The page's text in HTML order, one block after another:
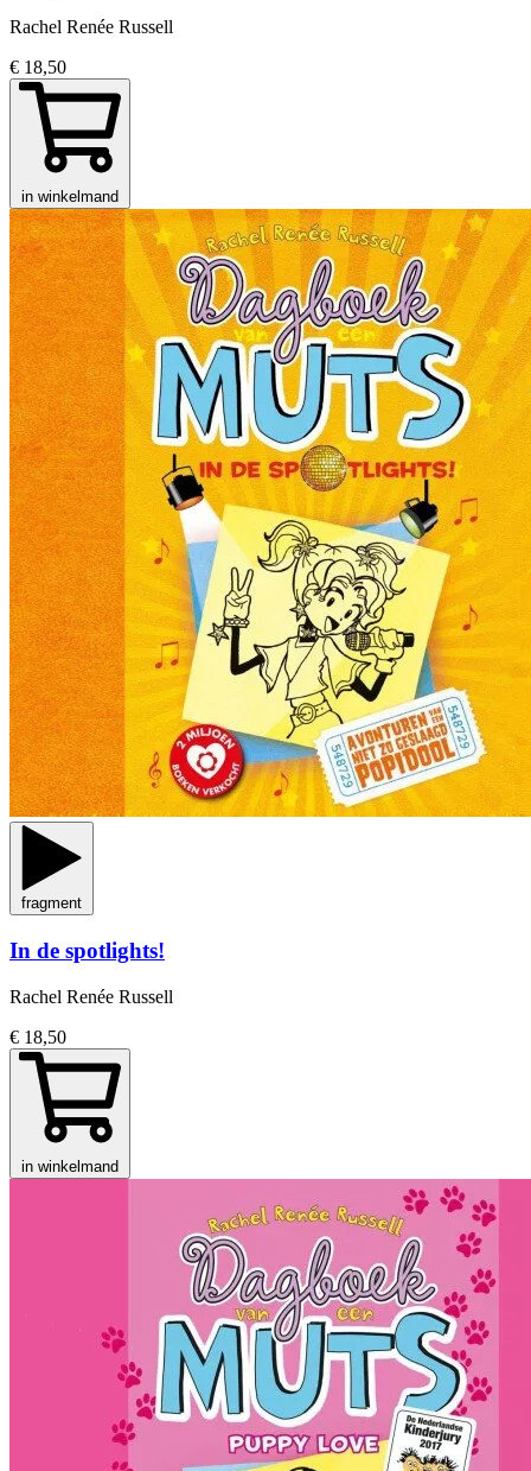
Rachel Renée Russell
€ 18,50
in winkelmand
fragment
In de spotlights!
Rachel Renée Russell
€ 18,50
in winkelmand